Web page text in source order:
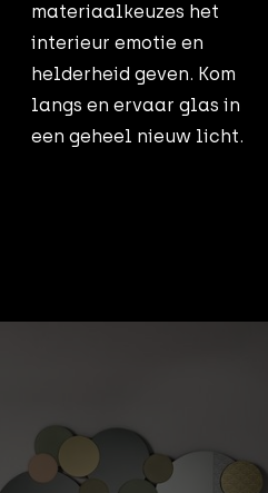
materiaalkeuzes het
interieur emotie en
helderheid geven. Kom
langs en ervaar glas in
een geheel nieuw licht.